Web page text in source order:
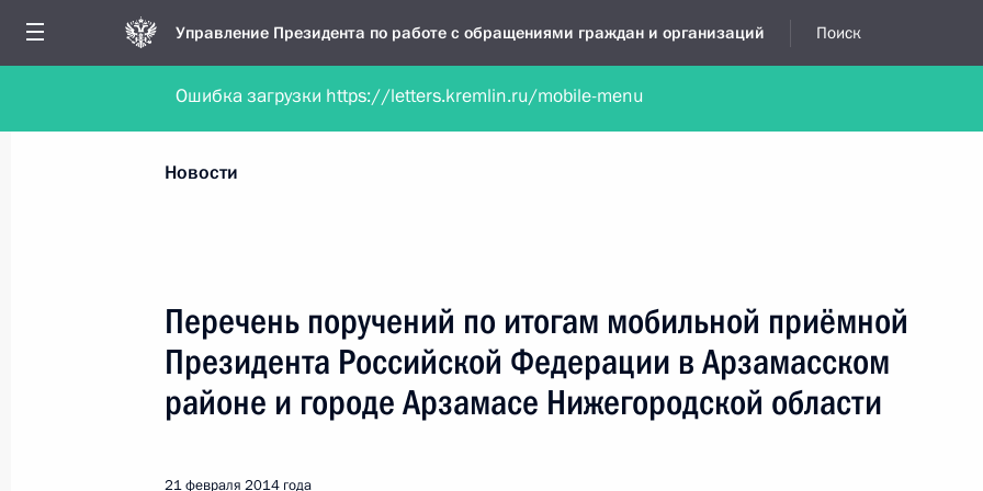
Управление Президента по работе с обращениями граждан и организаций Поиск
Обратиться в форме электронного документа Обратиться в устной форме
Все новости
Все руководители, регионы, города и темы
Новости
Перечень поручений по итогам мобильной приёмной
Президента Российской Федерации в Арзамасском
районе и городе Арзамасе Нижегородской области
21 февраля 2014 года
Ошибка загрузки https://letters.kremlin.ru/mobile-menu